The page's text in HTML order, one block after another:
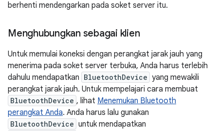
berhenti mendengarkan pada soket server itu.
Menghubungkan sebagai klien
Untuk memulai koneksi dengan perangkat jarak jauh yang
menerima pada soket server terbuka, Anda harus terlebih
dahulu mendapatkan BluetoothDevice yang mewakili
perangkat jarak jauh. Untuk mempelajari cara membuat
BluetoothDevice , lihat Menemukan Bluetooth
perangkat Anda. Anda harus lalu gunakan
BluetoothDevice untuk mendapatkan